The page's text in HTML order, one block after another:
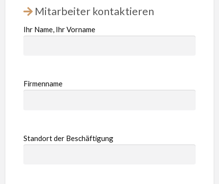
Mitarbeiter kontaktieren
Ihr Name, Ihr Vorname
Firmenname
Standort der Beschäftigung